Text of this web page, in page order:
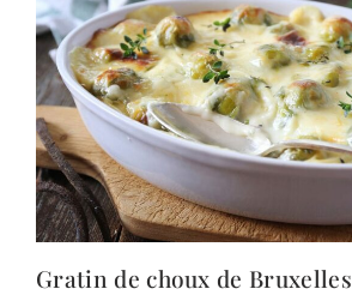
Gratin de choux de Bruxelles